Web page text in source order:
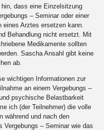
dass eine Einzelsitzung
– Seminar oder einer
Arztes ersetzen kann.
Behandlung nicht ersetzt. Mit
Medikamente sollten
Sascha Ansahl gibt keine
ab.
wichtigen Informationen zur
an einem Vergebungs –
psychische Belastbarkeit
ich (der Teilnehmer) die volle
während und nach den
Vergebungs – Seminar wie das